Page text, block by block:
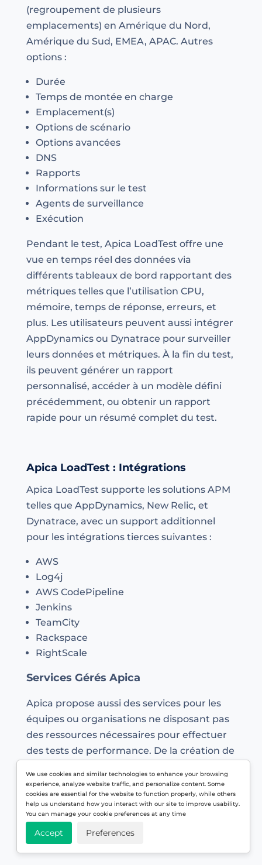
(regroupement de plusieurs
emplacements) en Amérique du Nord,
Amérique du Sud, EMEA, APAC. Autres
options :
Durée
Temps de montée en charge
Emplacement(s)
Options de scénario
Options avancées
DNS
Rapports
Informations sur le test
Agents de surveillance
Exécution
Pendant le test, Apica LoadTest offre une
vue en temps réel des données via
différents tableaux de bord rapportant des
métriques telles que l’utilisation CPU,
mémoire, temps de réponse, erreurs, et
plus. Les utilisateurs peuvent aussi intégrer
AppDynamics ou Dynatrace pour surveiller
leurs données et métriques. À la fin du test,
ils peuvent générer un rapport
personnalisé, accéder à un modèle défini
précédemment, ou obtenir un rapport
rapide pour un résumé complet du test.
Apica LoadTest : Intégrations
Apica LoadTest supporte les solutions APM
telles que AppDynamics, New Relic, et
Dynatrace, avec un support additionnel
pour les intégrations tierces suivantes :
AWS
Log4j
AWS CodePipeline
Jenkins
TeamCity
Rackspace
RightScale
Services Gérés Apica
Apica propose aussi des services pour les
équipes ou organisations ne disposant pas
des ressources nécessaires pour effectuer
des tests de performance. De la création de
l’interprétation des données, ils prennent
en charge tout le processus pour vous.
We use cookies and similar technologies to enhance your browsing
experience, analyze website traffic, and personalize content. Some
cookies are essential for the website to function properly, while others
help us understand how you interact with our site to improve usability.
You can manage your cookie preferences at any time
Accept Preferences